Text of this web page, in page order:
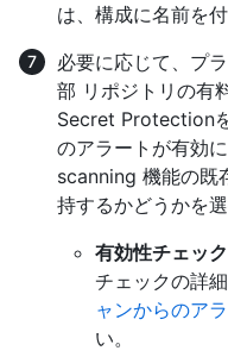
は、構成に名前を
必要に応じて、プ
部 リポジトリの有
Secret Protection
のアラートが有効
scanning 機能の既
持するかどうかを選
有効性チェック
チェックの詳
ャンからのア
い。